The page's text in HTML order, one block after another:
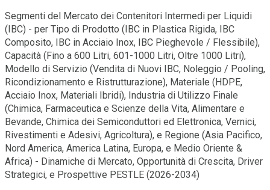
Segmenti del Mercato dei Contenitori Intermedi per Liquidi
(IBC) - per Tipo di Prodotto (IBC in Plastica Rigida, IBC
Composito, IBC in Acciaio Inox, IBC Pieghevole / Flessibile),
Capacità (Fino a 600 Litri, 601-1000 Litri, Oltre 1000 Litri),
Modello di Servizio (Vendita di Nuovi IBC, Noleggio / Pooling,
Ricondizionamento e Ristrutturazione), Materiale (HDPE,
Acciaio Inox, Materiali Ibridi), Industria di Utilizzo Finale
(Chimica, Farmaceutica e Scienze della Vita, Alimentare e
Bevande, Chimica dei Semiconduttori ed Elettronica, Vernici,
Rivestimenti e Adesivi, Agricoltura), e Regione (Asia Pacifico,
Nord America, America Latina, Europa, e Medio Oriente &
Africa) - Dinamiche di Mercato, Opportunità di Crescita, Driver
Strategici, e Prospettive PESTLE (2026-2034)